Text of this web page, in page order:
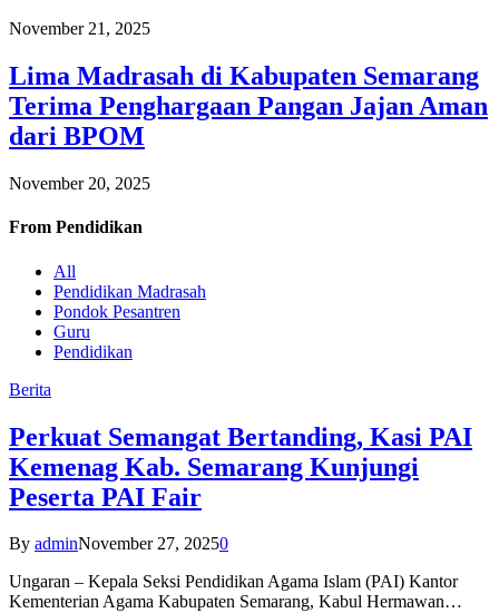
November 21, 2025
Lima Madrasah di Kabupaten Semarang
Terima Penghargaan Pangan Jajan Aman
dari BPOM
November 20, 2025
From Pendidikan
All
Pendidikan Madrasah
Pondok Pesantren
Guru
Pendidikan
Berita
Perkuat Semangat Bertanding, Kasi PAI
Kemenag Kab. Semarang Kunjungi
Peserta PAI Fair
By adminNovember 27, 20250
Ungaran – Kepala Seksi Pendidikan Agama Islam (PAI) Kantor
Kementerian Agama Kabupaten Semarang, Kabul Hermawan…